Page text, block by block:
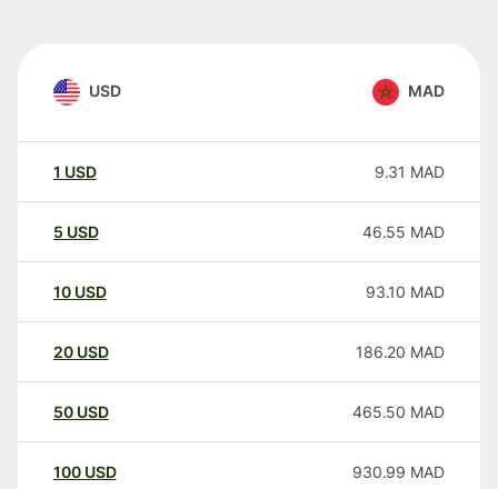
USD MAD
1 USD 9.31 MAD
5 USD 46.55 MAD
10 USD 93.10 MAD
20 USD 186.20 MAD
50 USD 465.50 MAD
100 USD 930.99 MAD